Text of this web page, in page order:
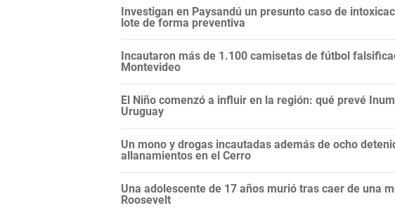
Investigan en Paysandú un presunto caso de
lote de forma preventiva
Incautaron más de 1.100 camisetas de fútbol
Montevideo
El Niño comenzó a influir en la región: qué prevé
Uruguay
Un mono y drogas incautadas además de ocho
allanamientos en el Cerro
Una adolescente de 17 años murió tras caer de una
Roosevelt